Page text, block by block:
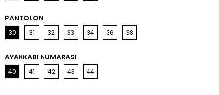
PANTOLON
30 31 32 33 34 36 38
AYAKKABI NUMARASI
40 41 42 43 44